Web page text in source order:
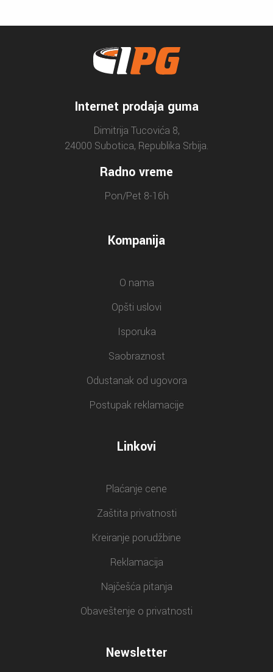
Internet prodaja guma
Dimitrija Tucovića 8,
24000 Subotica, Republika Srbija.
Radno vreme
Pon/Pet 8-16h
Kompanija
O nama
Opšti uslovi
Isporuka
Saobraznost
Odustanak od ugovora
Postupak reklamacije
Linkovi
Plaćanje cene
Zaštita privatnosti
Kreiranje porudžbine
Reklamacija
Najčešća pitanja
Obaveštenje o privatnosti
Newsletter